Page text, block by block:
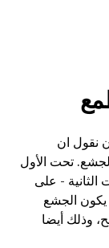
نقول ان
تحت الأول
الثانية - على
الجشع
وذلك أيضا